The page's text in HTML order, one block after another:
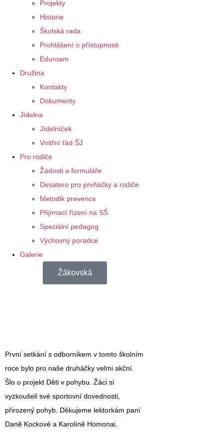
Projekty
Historie
Školská rada
Prohlášení o přístupnosti
Eduroam
Družina
Kontakty
Dokumenty
Jídelna
Jídelníček
Vnitřní řád ŠJ
Pro rodiče
Žádosti a formuláře
Desatero pro prvňáčky a rodiče
Metodik prevence
Přijímací řízení na SŠ
Speciální pedagog
Výchovný poradce
Galerie
Žákovská
První setkání s odborníkem v tomto školním
roce bylo pro naše druháčky velmi akční.
Šlo o projekt Děti v pohybu. Žáci si
vyzkoušeli své sportovní dovednosti,
přirozený pohyb. Děkujeme lektorkám paní
Daně Kockové a Karolíně Homonai.